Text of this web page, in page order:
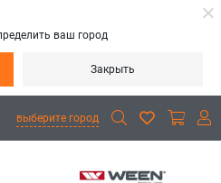
ваш город
Закрыть
выберите город